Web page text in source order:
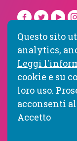
Privacy
Prima edizione
Questo sito
analytics,
Leggi
cookie e su
loro uso.
acconsenti
Accetto